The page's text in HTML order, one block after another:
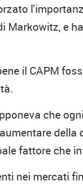
Markowitz, e
il CAPM
che
fattore che
nei mercati